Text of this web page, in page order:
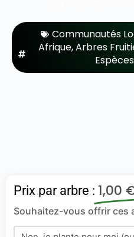
Communautés
Afrique,Arbres
Prix par arbre : 1,00
Souhaitez-vous offrir ces